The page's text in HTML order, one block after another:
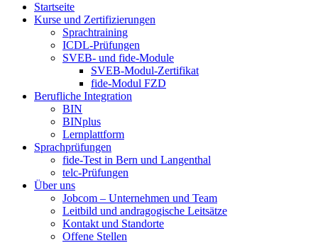
Startseite
Kurse und Zertifizierungen
Sprachtraining
ICDL-Prüfungen
SVEB- und fide-Module
SVEB-Modul-Zertifikat
fide-Modul FZD
Berufliche Integration
BIN
BINplus
Lernplattform
Sprachprüfungen
fide-Test in Bern und Langenthal
telc-Prüfungen
Über uns
Jobcom – Unternehmen und Team
Leitbild und andragogische Leitsätze
Kontakt und Standorte
Offene Stellen